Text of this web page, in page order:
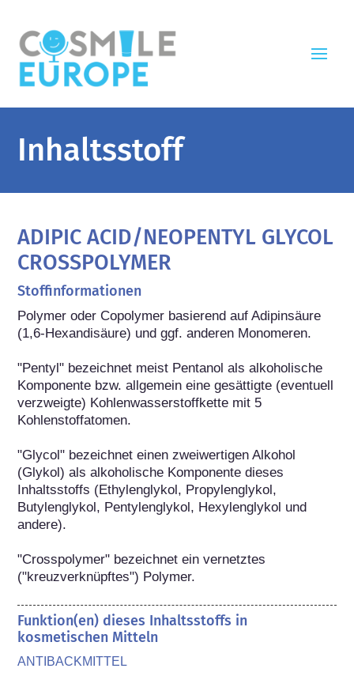
Inhaltsstoff
ADIPIC ACID/NEOPENTYL GLYCOL
CROSSPOLYMER
Stoffinformationen
Polymer oder Copolymer basierend auf Adipinsäure
(1,6-Hexandisäure) und ggf. anderen Monomeren.
"Pentyl" bezeichnet meist Pentanol als alkoholische
Komponente bzw. allgemein eine gesättigte (eventuell
verzweigte) Kohlenwasserstoffkette mit 5
Kohlenstoffatomen.
"Glycol" bezeichnet einen zweiwertigen Alkohol
(Glykol) als alkoholische Komponente dieses
Inhaltsstoffs (Ethylenglykol, Propylenglykol,
Butylenglykol, Pentylenglykol, Hexylenglykol und
andere).
"Crosspolymer" bezeichnet ein vernetztes
("kreuzverknüpftes") Polymer.
Funktion(en) dieses Inhaltsstoffs in
kosmetischen Mitteln
ANTIBACKMITTEL